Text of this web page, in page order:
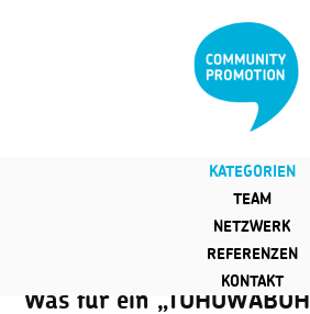
KATEGORIEN
TEAM
NETZWERK
REFERENZEN
KONTAKT
Was für ein